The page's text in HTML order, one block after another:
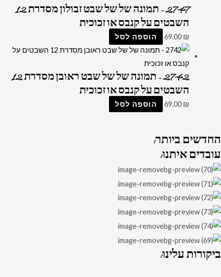
2747 – תמונה של של שבט זבולון מסדרת 12
השבטים על קנבס או זכוכית
69.00 ₪ הוספה לסל
2742 – תמונה של של שבט ראובן מסדרת 12
השבטים על קנבס או זכוכית
69.00 ₪ הוספה לסל
החדשיםביותר:
עובדיםאיתנו:
ביקורותעלינו: